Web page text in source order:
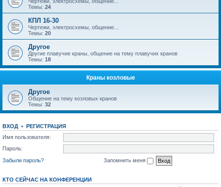
Темы: 24
КПЛ 16-30
Чертежи, электросхемы, общение...
Темы: 20
Другое
Другие плавучие краны, общение на тему плавучих кранов
Темы: 18
Краны козловые
Другое
Общение на тему козловых кранов
Темы: 32
ВХОД • РЕГИСТРАЦИЯ
Имя пользователя:
Пароль:
Забыли пароль?
Запомнить меня
КТО СЕЙЧАС НА КОНФЕРЕНЦИИ